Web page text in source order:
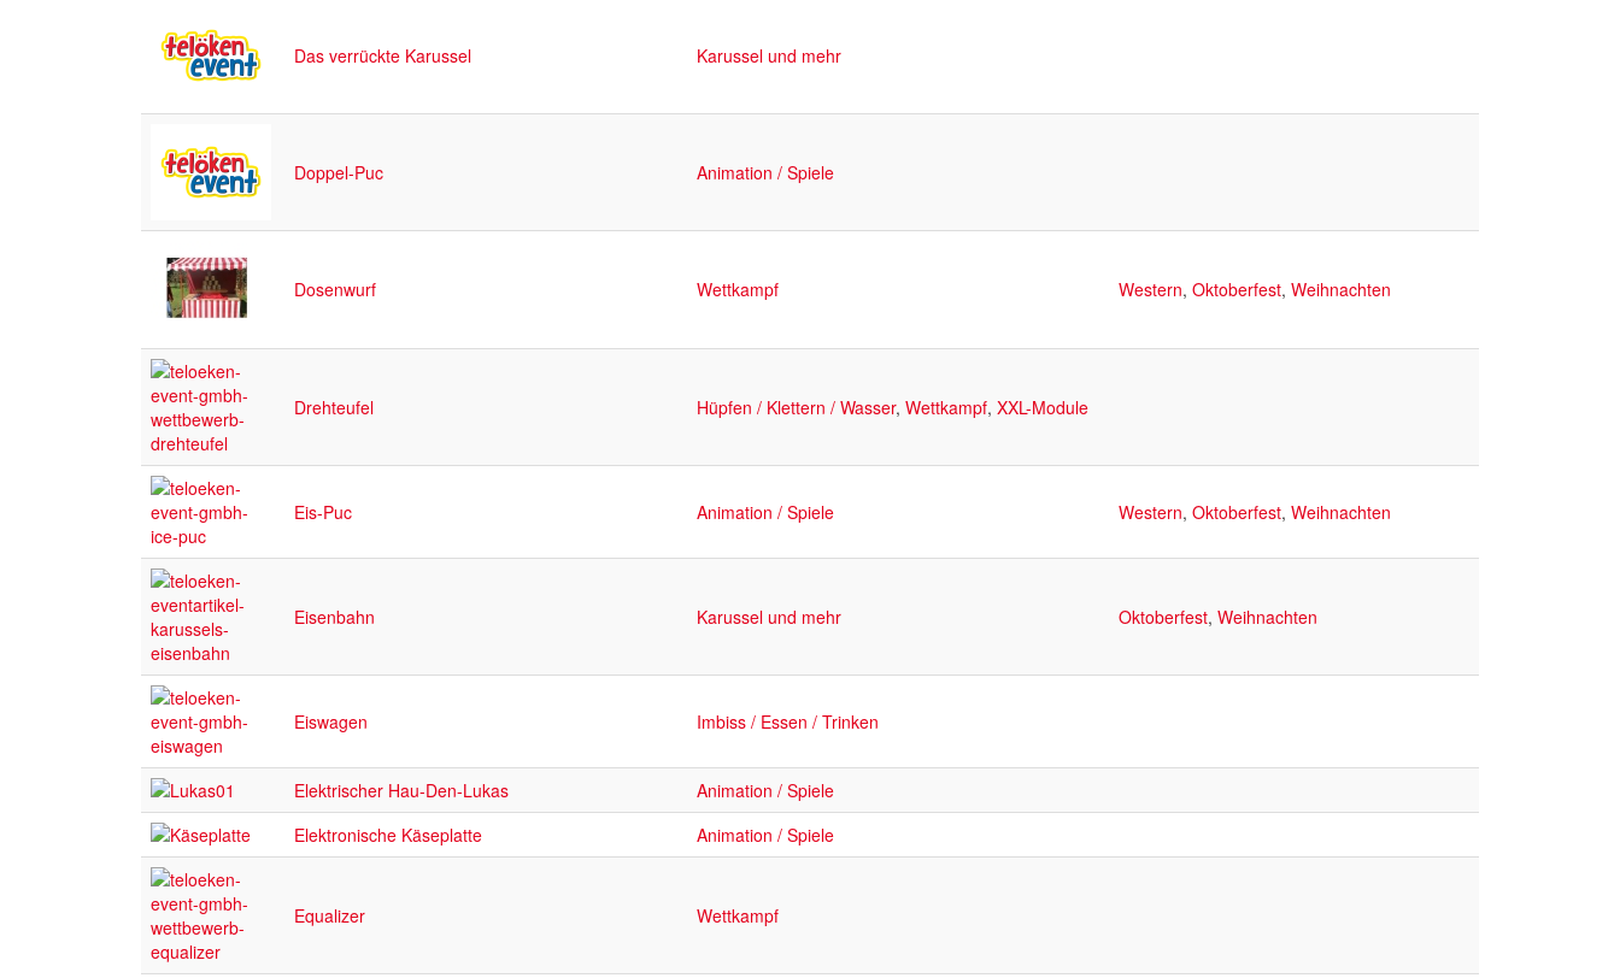
Das verrückte Karussel Karussel und mehr
Doppel-Puc Animation / Spiele
Dosenwurf Wettkampf Western, Oktoberfest, Weihnachten
Drehteufel Hüpfen / Klettern / Wasser, Wettkampf, XXL-Module
Eis-Puc Animation / Spiele Western, Oktoberfest, Weihnachten
Eisenbahn Karussel und mehr Oktoberfest, Weihnachten
Eiswagen Imbiss / Essen / Trinken
Elektrischer Hau-Den-Lukas
Animation / Spiele
Elektronische Käseplatte
Animation / Spiele
Equalizer Wettkampf